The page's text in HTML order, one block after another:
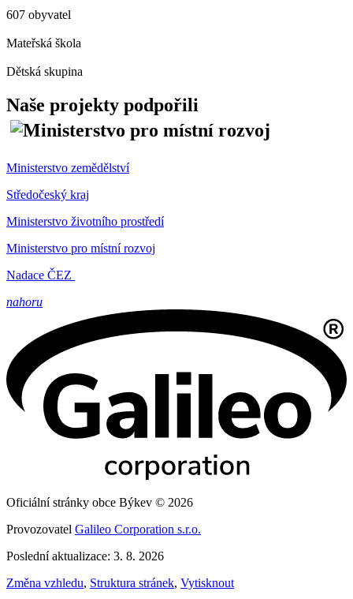
607 obyvatel
Mateřská škola
Dětská skupina
Naše projekty podpořili
Ministerstvo zemědělství
Středočeský kraj
Ministerstvo životního prostředí
Ministerstvo pro místní rozvoj
Nadace ČEZ
nahoru
Oficiální stránky obce Býkev © 2026
Provozovatel Galileo Corporation s.r.o.
Poslední aktualizace: 3. 8. 2026
Změna vzhledu, Struktura stránek, Vytisknout